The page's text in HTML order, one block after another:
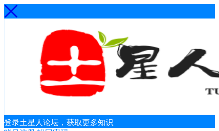
登录土星人论坛，获取更多知识